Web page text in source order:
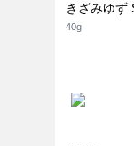
きざみゆず
40g